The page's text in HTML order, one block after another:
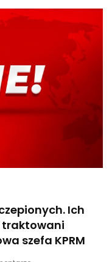
Szczegóły
Ich
traktowani
szefa KPRM